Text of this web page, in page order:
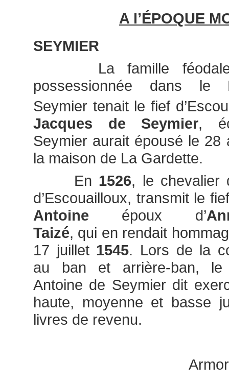
A l’ÉPOQUE
SEYMIER
La famille
possessionnée dans le
Seymier tenait le fief
Jacques de Seymier,
Seymier aurait épousé le
la maison de La Gardette.
En 1526, le chevalier
d’Escouailloux, transmit le
Antoine époux d’
Taizé, qui en rendait
17 juillet 1545. Lors de la
au ban et arrière-ban, le
Antoine de Seymier dit
haute, moyenne et basse
livres de revenu.